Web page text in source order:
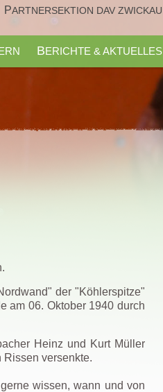
PARTNERSEKTION DAV ZWICKAU
BERICHTE & AKTUELLES
der "Köhlerspitze"
am 06. Oktober 1940 durch
Heinz und Kurt Müller
versenkte.
wissen, wann und von